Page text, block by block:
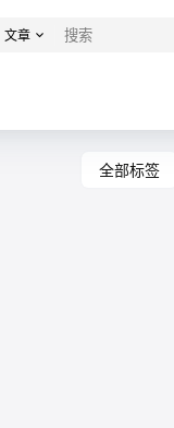
文章
全部标签